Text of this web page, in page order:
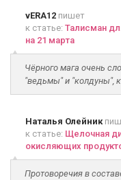
vERA12 пишет
к статье: Талисман
на 21 марта
Чёрного мага очень
"ведьмы" и "колдуны",
Наталья Олейник
к статье: Щелочная
окисляющих
Протоворечия в